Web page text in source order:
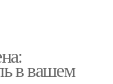
в вашем